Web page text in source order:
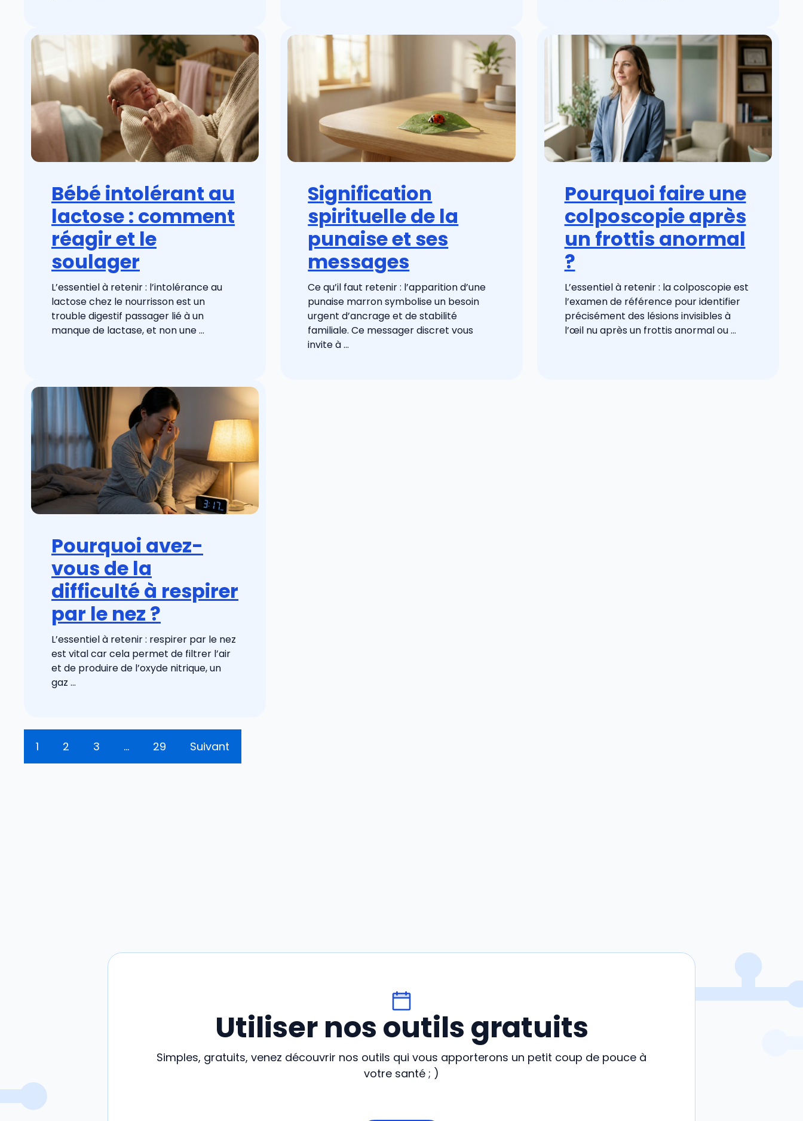
Bébé intolérant au
lactose : comment
réagir et le
soulager
L’essentiel à retenir : l’intolérance au
lactose chez le nourrisson est un
trouble digestif passager lié à un
manque de lactase, et non une ...
Signification
spirituelle de la
punaise et ses
messages
Ce qu’il faut retenir : l’apparition d’une
punaise marron symbolise un besoin
urgent d’ancrage et de stabilité
familiale. Ce messager discret vous
invite à ...
Pourquoi faire une
colposcopie après
un frottis anormal
?
L’essentiel à retenir : la colposcopie est
l’examen de référence pour identifier
précisément des lésions invisibles à
l’œil nu après un frottis anormal ou ...
Pourquoi avez-
vous de la
difficulté à respirer
par le nez ?
L’essentiel à retenir : respirer par le nez
est vital car cela permet de filtrer l’air
et de produire de l’oxyde nitrique, un
gaz ...
1 2 3 … 29 Suivant
Utiliser nos outils gratuits
Simples, gratuits, venez découvrir nos outils qui vous apporterons un petit coup de pouce à
votre santé ; )